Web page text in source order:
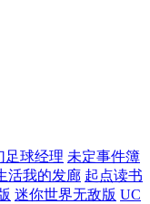
足球经理 未定事件簿
活我的发廊 起点读书
迷你世界无敌版 UC